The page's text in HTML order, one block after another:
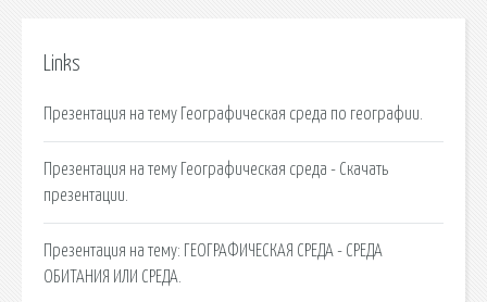
Links
Презентация на тему Географическая среда по географии.
Презентация на тему Географическая среда - Скачать
презентации.
Презентация на тему: ГЕОГРАФИЧЕСКАЯ СРЕДА - СРЕДА
ОБИТАНИЯ ИЛИ СРЕДА.